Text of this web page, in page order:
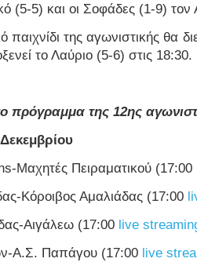
(5-5) και οι Σοφάδες (1-9)
παιχνίδι της αγωνιστικής θα
το Λαύριο (5-6) στις
πρόγραμμα της 12ης
Μαχητές Πειραματικού (17:00
Κόροιβος Αμαλιάδας (17:00
Αιγάλεω (17:00 live
Α.Σ. Παπάγου (17:00 live